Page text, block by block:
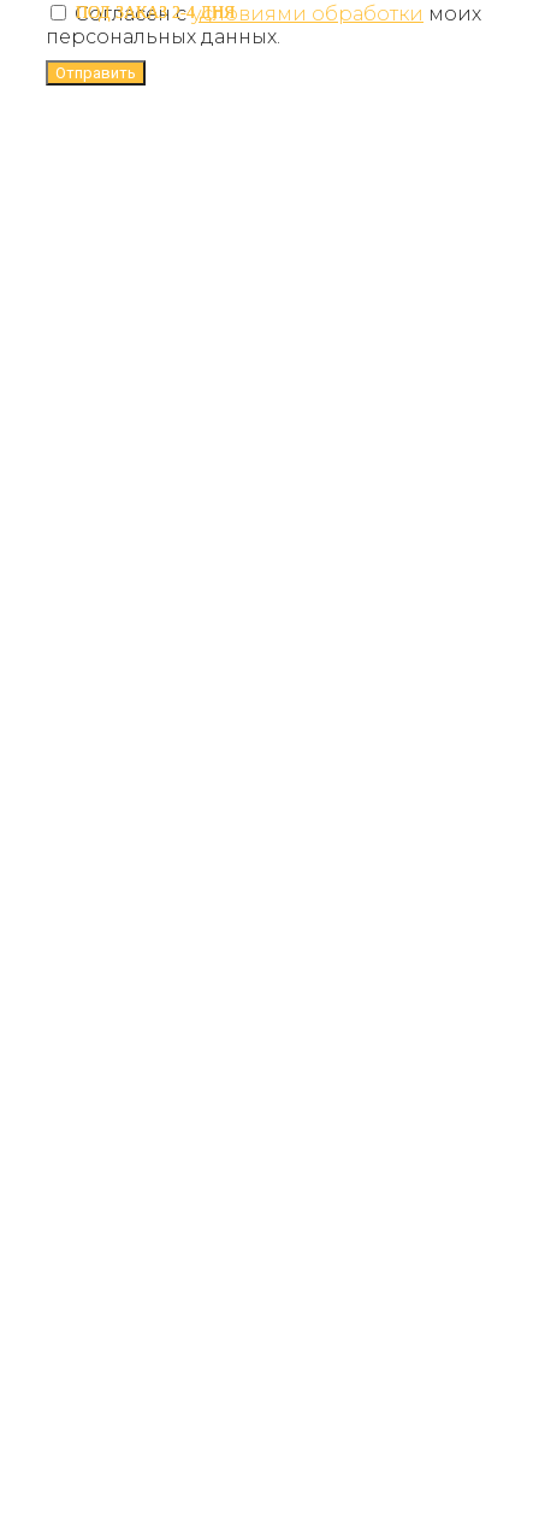
ПОД ЗАКАЗ 2-4 ДНЯ
ПОД ЗАКАЗ 2-4 ДНЯ
Согласен сусловиями обработки моих
персональных данных.
Отправить